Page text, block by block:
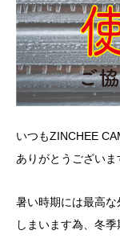
いつもZINCHEE
ありがとうございま
暑い時期には最高
しまいます為、冬